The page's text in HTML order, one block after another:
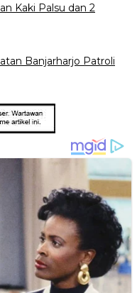
Kaki Palsu dan 2
Banjarharjo Patroli